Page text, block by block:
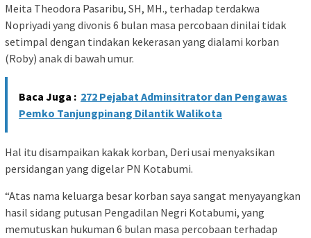
Meita Theodora Pasaribu, SH, MH., terhadap terdakwa
Nopriyadi yang divonis 6 bulan masa percobaan dinilai tidak
setimpal dengan tindakan kekerasan yang dialami korban
(Roby) anak di bawah umur.
Baca Juga : 272 Pejabat Adminsitrator dan Pengawas
Pemko Tanjungpinang Dilantik Walikota
Hal itu disampaikan kakak korban, Deri usai menyaksikan
persidangan yang digelar PN Kotabumi.
“Atas nama keluarga besar korban saya sangat menyayangkan
hasil sidang putusan Pengadilan Negri Kotabumi, yang
memutuskan hukuman 6 bulan masa percobaan terhadap